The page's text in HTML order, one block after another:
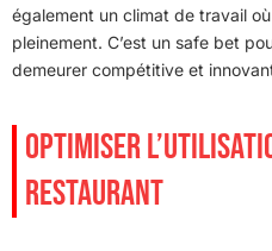
également un climat de travail
pleinement. C’est un safe bet
demeurer compétitive et
OPTIMISER
RESTAURANT